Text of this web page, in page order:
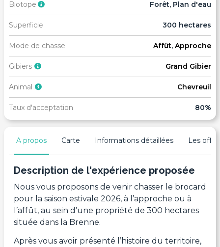
Biotope Forêt, Plan d'eau
Superficie 300 hectares
Mode de chasse Affût, Approche
Gibiers Grand Gibier
Animal Chevreuil
Taux d'acceptation 80%
A propos Carte Informations détaillées Les
Description de l'expérience proposée
Nous vous proposons de venir chasser le brocard
pour la saison estivale 2026, à l’approche ou à
l’affût, au sein d’une propriété de 300 hectares
située dans la Brenne.
Après vous avoir présenté l’histoire du territoire,